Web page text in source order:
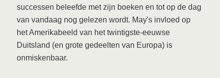
successen beleefde met zijn boeken en tot op de dag
van vandaag nog gelezen wordt. May's invloed op
het Amerikabeeld van het twintigste-eeuwse
Duitsland (en grote gedeelten van Europa) is
onmiskenbaar.